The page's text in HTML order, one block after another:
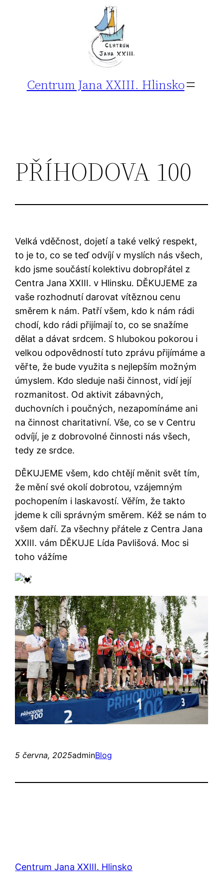
Centrum Jana XXIII. Hlinsko
PŘÍHODOVA 100
Velká vděčnost, dojetí a také velký respekt,
to je to, co se teď odvíjí v myslích nás všech,
kdo jsme součástí kolektivu dobropřátel z
Centra Jana XXIII. v Hlinsku. DĚKUJEME za
vaše rozhodnutí darovat vítěznou cenu
směrem k nám. Patří všem, kdo k nám rádi
chodí, kdo rádi přijímají to, co se snažíme
dělat a dávat srdcem. S hlubokou pokorou i
velkou odpovědností tuto zprávu přijímáme a
věřte, že bude využita s nejlepším možným
úmyslem. Kdo sleduje naši činnost, vidí její
rozmanitost. Od aktivit zábavných,
duchovních i poučných, nezapomínáme ani
na činnost charitativní. Vše, co se v Centru
odvíjí, je z dobrovolné činnosti nás všech,
tedy ze srdce.
DĚKUJEME všem, kdo chtějí měnit svět tím,
že mění své okolí dobrotou, vzájemným
pochopením i laskavostí. Věřím, že takto
jdeme k cíli správným směrem. Kéž se nám to
všem daří. Za všechny přátele z Centra Jana
XXIII. vám DĚKUJE Lída Pavlišová. Moc si
toho vážíme
5 června, 2025adminBlog
Centrum Jana XXIII. Hlinsko